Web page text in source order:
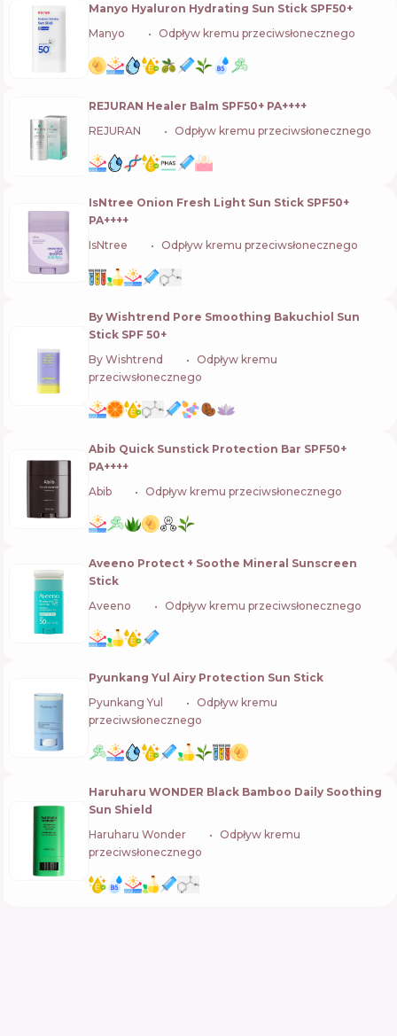
Manyo Hyaluron Hydrating Sun Stick SPF50+
Manyo
Odpływ kremu przeciwsłonecznego
REJURAN Healer Balm SPF50+ PA++++
REJURAN
Odpływ kremu przeciwsłonecznego
IsNtree Onion Fresh Light Sun Stick SPF50+
PA++++
IsNtree
Odpływ kremu przeciwsłonecznego
By Wishtrend Pore Smoothing Bakuchiol Sun
Stick SPF 50+
By Wishtrend
Odpływ kremu
przeciwsłonecznego
Abib Quick Sunstick Protection Bar SPF50+
PA++++
Abib
Odpływ kremu przeciwsłonecznego
Aveeno Protect + Soothe Mineral Sunscreen
Stick
Aveeno
Odpływ kremu przeciwsłonecznego
Pyunkang Yul Airy Protection Sun Stick
Pyunkang Yul
Odpływ kremu
przeciwsłonecznego
Haruharu WONDER Black Bamboo Daily Soothing
Sun Shield
Haruharu Wonder
Odpływ kremu
przeciwsłonecznego